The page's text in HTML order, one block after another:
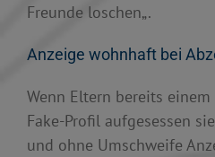
Freunde loschen„.
Anzeige wohnhaft bei
Wenn Eltern bereits
Fake-Profil aufgesessen
und ohne Umschweife